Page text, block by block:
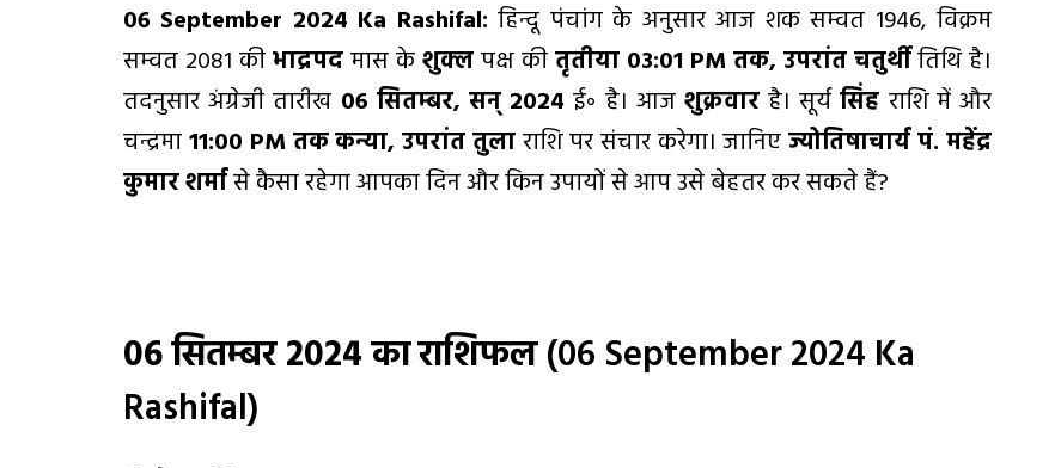
06 September 2024 Ka Rashifal:हिन्दू पंचांग के अनुसार आज शक सम्वत 1946, विक्रम
सम्वत 2081 कीभाद्रपदमास केशुक्लपक्ष कीतृतीया 03:01 PMतक, उपरांत चतुर्थीतिथि है।
तदनुसार अंग्रेजी तारीख 06 सितम्बर, सन् 2024 ई॰ है। आज शुक्रवारहै। सूर्यसिंह राशि में और
चन्द्रमा11:00 PMतक कन्या,उपरांत तुलाराशि पर संचार करेगा। जानिएज्योतिषाचार्य पं. महेंद्र
कुमार शर्मासे कैसा रहेगा आपका दिन और किन उपायों से आप उसे बेहतर कर सकते हैं?
06सितम्बर2024काराशिफल(06 September 2024 Ka
Rashifal)